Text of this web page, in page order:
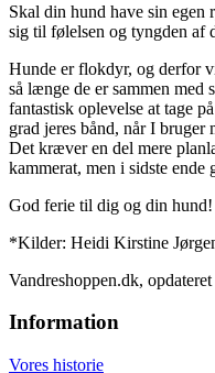
Skal din hund have sin
sig til følelsen og tyngden af
Hunde er flokdyr, og derfor
så længe de er sammen med
fantastisk oplevelse at tage
grad jeres bånd, når I bruger
Det kræver en del mere
kammerat, men i sidste ende
God ferie til dig og din hund!
*Kilder: Heidi Kirstine
Vandreshoppen.dk,
Information
Vores historie